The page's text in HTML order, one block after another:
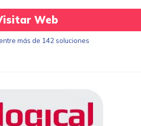
Web
más de 142 soluciones